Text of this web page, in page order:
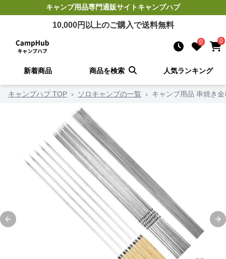
キャンプ用品専門通販サイトキャンプハブ
10,000円以上のご購入で送料無料
0 0
新着商品 商品を検索 人気ランキング
キャンプハブ TOP › ソロキャンプの一覧 › キャンプ用品 串焼き
Previous slide